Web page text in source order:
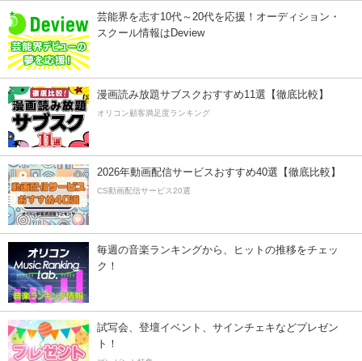
芸能界を志す10代～20代を応援！オーディション・
スクール情報はDeview
漫画読み放題サブスクおすすめ11選【徹底比較】
オリコン顧客満足度ランキング
2026年動画配信サービスおすすめ40選【徹底比較】
CS動画配信サービス20選
毎週の音楽ランキングから、ヒットの推移をチェッ
ク！
試写会、登壇イベント、サインチェキなどプレゼン
ト！